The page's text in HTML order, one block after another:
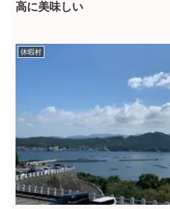
高に美味しい
休暇村